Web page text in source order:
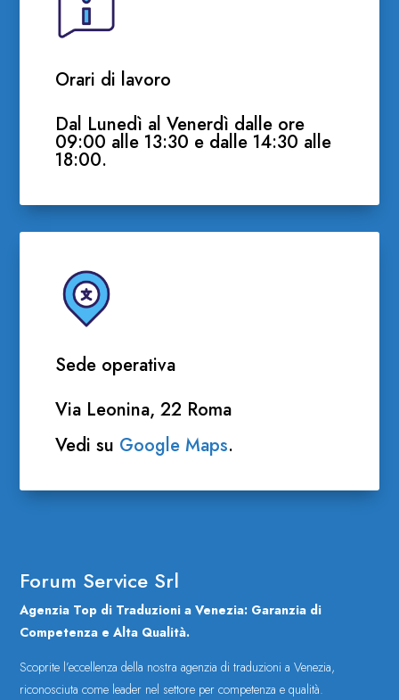
Orari di lavoro
Dal Lunedì al Venerdì dalle ore
09:00 alle 13:30 e dalle 14:30 alle
18:00.
Sede operativa
Via Leonina, 22 Roma
Vedi su Google Maps.
Forum Service Srl
Agenzia Top di Traduzioni a Venezia: Garanzia di
Competenza e Alta Qualità.
Scoprite l’eccellenza della nostra agenzia di traduzioni a Venezia,
riconosciuta come leader nel settore per competenza e qualità.